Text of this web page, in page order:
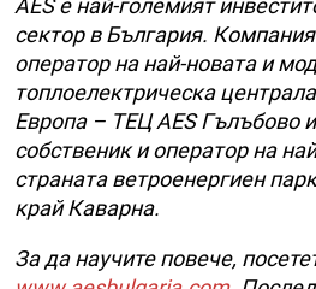
AES е най-големият
сектор в България.
оператор на най-новата и
топлоелектрическа
Европа – ТЕЦ AES Гълъбово
собственик и оператор на
страната ветроенергиен
край Каварна.
За да научите повече,